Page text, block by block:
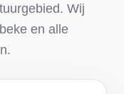
Wij
en alle